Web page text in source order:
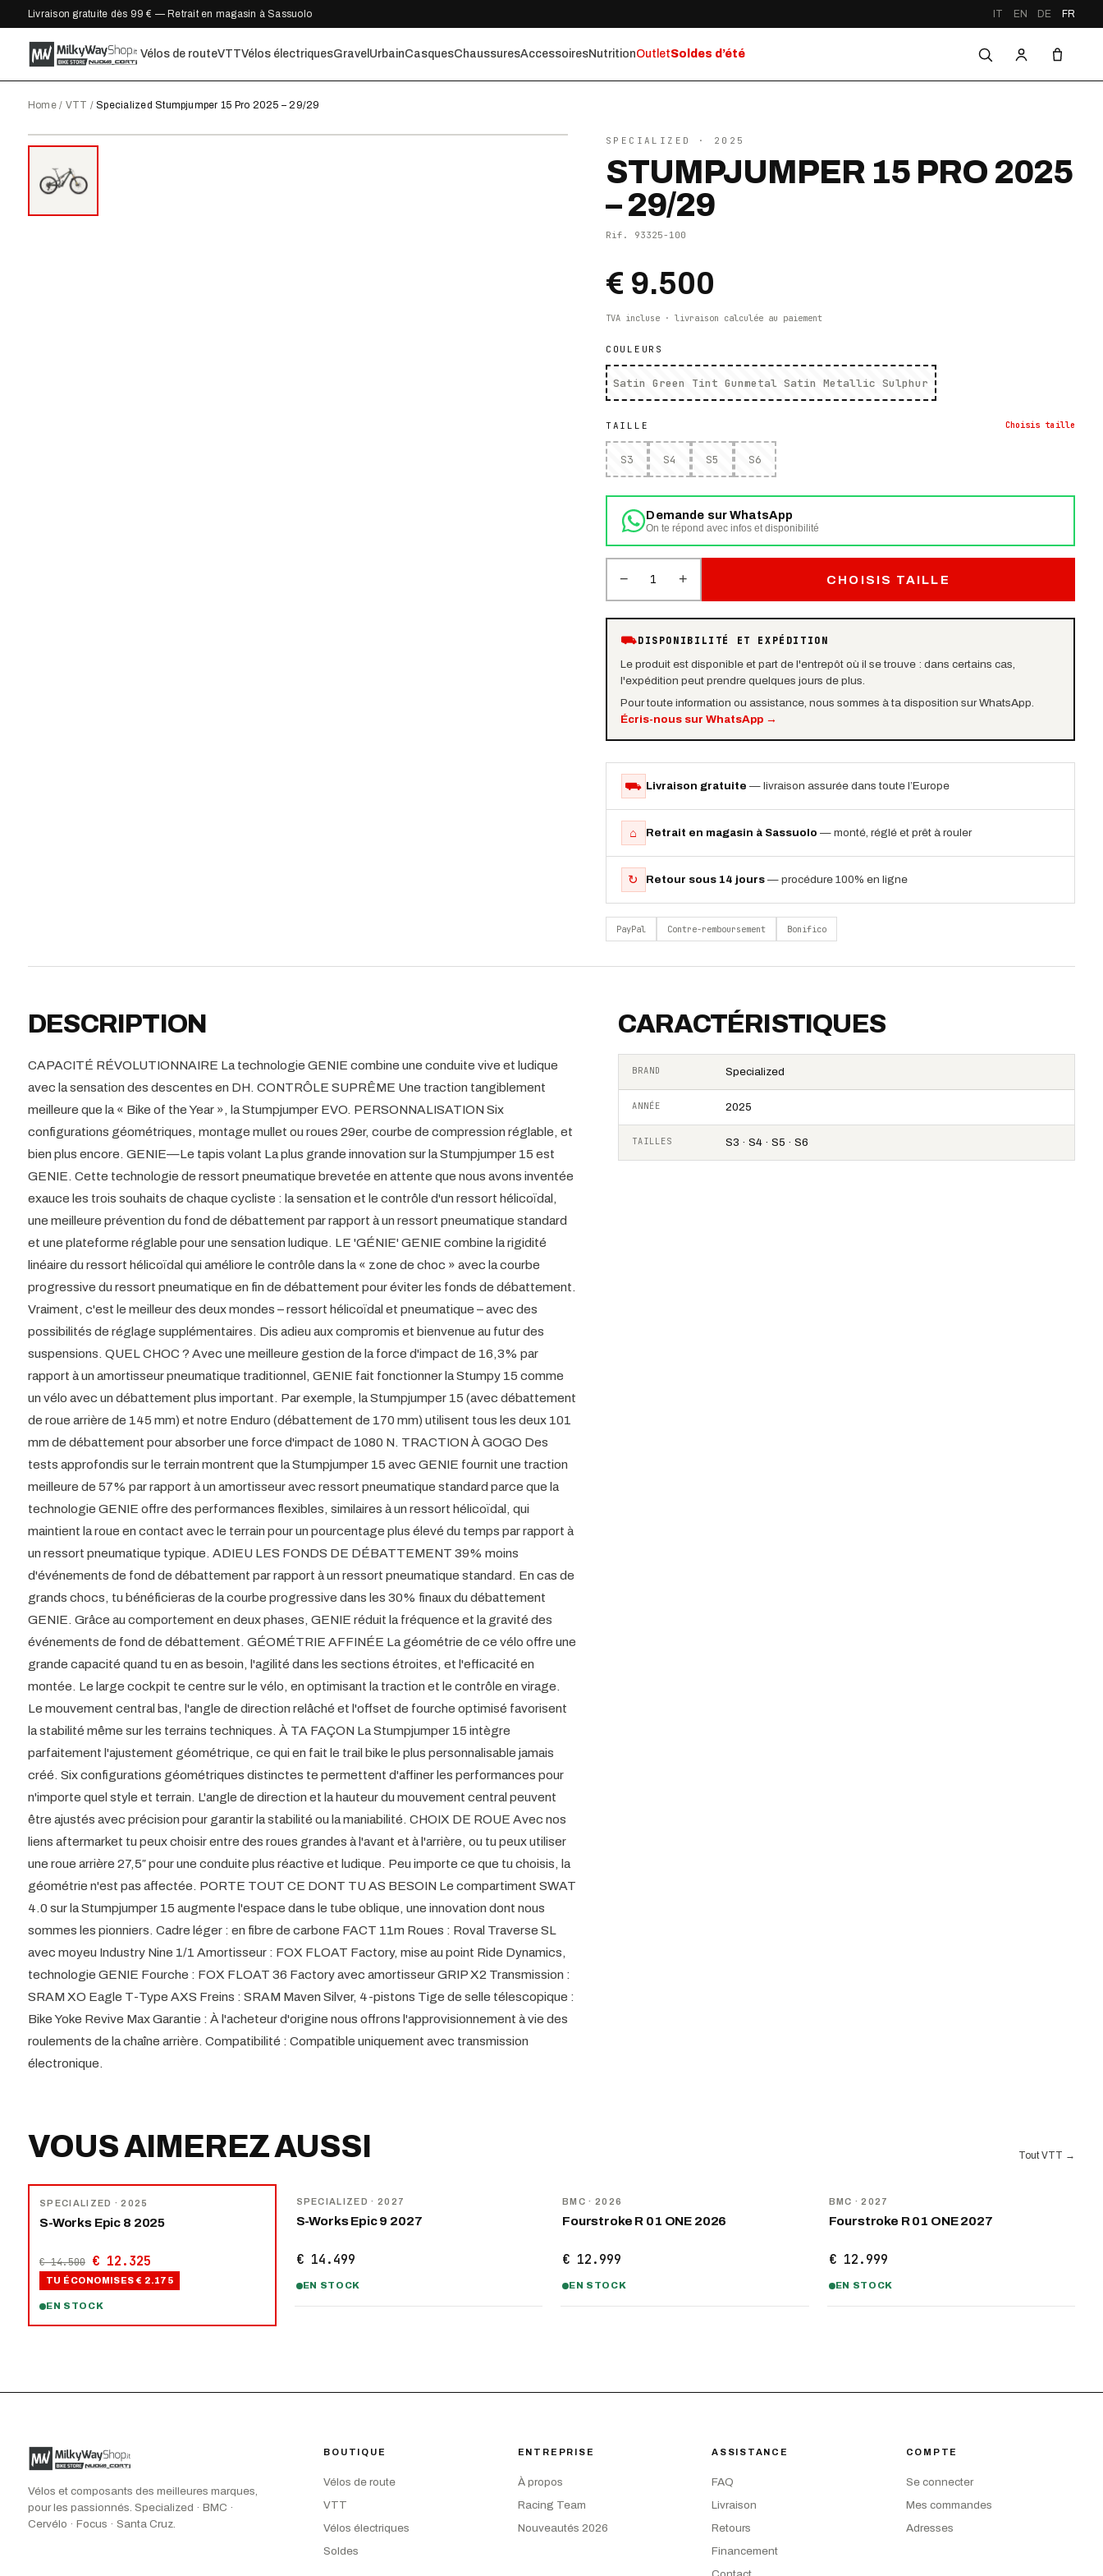
Livraison gratuite dès 99 € — Retrait en magasin à Sassuolo IT EN DE FR
Vélos de routeVTTVélos électriquesGravel UrbainCasquesChaussuresAccessoiresNutritionOutletSoldes d’été
Home/ VTT / Specialized Stumpjumper 15 Pro 2025 – 29/29
SPECIALIZED · 2025
STUMPJUMPER 15 PRO 2025
– 29/29
Rif. 93325-100
€ 9.500
TVA incluse · livraison calculée au paiement
COULEURS
Satin Green Tint Gunmetal Satin Metallic Sulphur
TAILLE Choisis taille
S3 S4 S5 S6
Demande sur WhatsApp
On te répond avec infos et disponibilité
− 1 + CHOISIS TAILLE
⛟DISPONIBILITÉ ET EXPÉDITION
Le produit est disponible et part de l'entrepôt où il se trouve : dans certains cas,
l'expédition peut prendre quelques jours de plus.
Pour toute information ou assistance, nous sommes à ta disposition sur WhatsApp.
Écris-nous sur WhatsApp →
⛟ Livraison gratuite — livraison assurée dans toute l’Europe
⌂ Retrait en magasin à Sassuolo — monté, réglé et prêt à rouler
↻ Retour sous 14 jours — procédure 100% en ligne
PayPal Contre-remboursement Bonifico
DESCRIPTION
CAPACITÉ RÉVOLUTIONNAIRE La technologie GENIE combine une conduite vive et ludique
avec la sensation des descentes en DH. CONTRÔLE SUPRÊME Une traction tangiblement
meilleure que la « Bike of the Year », la Stumpjumper EVO. PERSONNALISATION Six
configurations géométriques, montage mullet ou roues 29er, courbe de compression réglable, et
bien plus encore. GENIE—Le tapis volant La plus grande innovation sur la Stumpjumper 15 est
GENIE. Cette technologie de ressort pneumatique brevetée en attente que nous avons inventée
exauce les trois souhaits de chaque cycliste : la sensation et le contrôle d'un ressort hélicoïdal,
une meilleure prévention du fond de débattement par rapport à un ressort pneumatique standard
et une plateforme réglable pour une sensation ludique. LE 'GÉNIE' GENIE combine la rigidité
linéaire du ressort hélicoïdal qui améliore le contrôle dans la « zone de choc » avec la courbe
progressive du ressort pneumatique en fin de débattement pour éviter les fonds de débattement.
Vraiment, c'est le meilleur des deux mondes – ressort hélicoïdal et pneumatique – avec des
possibilités de réglage supplémentaires. Dis adieu aux compromis et bienvenue au futur des
suspensions. QUEL CHOC ? Avec une meilleure gestion de la force d'impact de 16,3% par
rapport à un amortisseur pneumatique traditionnel, GENIE fait fonctionner la Stumpy 15 comme
un vélo avec un débattement plus important. Par exemple, la Stumpjumper 15 (avec débattement
de roue arrière de 145 mm) et notre Enduro (débattement de 170 mm) utilisent tous les deux 101
mm de débattement pour absorber une force d'impact de 1080 N. TRACTION À GOGO Des
tests approfondis sur le terrain montrent que la Stumpjumper 15 avec GENIE fournit une traction
meilleure de 57% par rapport à un amortisseur avec ressort pneumatique standard parce que la
technologie GENIE offre des performances flexibles, similaires à un ressort hélicoïdal, qui
maintient la roue en contact avec le terrain pour un pourcentage plus élevé du temps par rapport à
un ressort pneumatique typique. ADIEU LES FONDS DE DÉBATTEMENT 39% moins
d'événements de fond de débattement par rapport à un ressort pneumatique standard. En cas de
grands chocs, tu bénéficieras de la courbe progressive dans les 30% finaux du débattement
GENIE. Grâce au comportement en deux phases, GENIE réduit la fréquence et la gravité des
événements de fond de débattement. GÉOMÉTRIE AFFINÉE La géométrie de ce vélo offre une
grande capacité quand tu en as besoin, l'agilité dans les sections étroites, et l'efficacité en
montée. Le large cockpit te centre sur le vélo, en optimisant la traction et le contrôle en virage.
Le mouvement central bas, l'angle de direction relâché et l'offset de fourche optimisé favorisent
la stabilité même sur les terrains techniques. À TA FAÇON La Stumpjumper 15 intègre
parfaitement l'ajustement géométrique, ce qui en fait le trail bike le plus personnalisable jamais
créé. Six configurations géométriques distinctes te permettent d'affiner les performances pour
n'importe quel style et terrain. L'angle de direction et la hauteur du mouvement central peuvent
être ajustés avec précision pour garantir la stabilité ou la maniabilité. CHOIX DE ROUE Avec nos
liens aftermarket tu peux choisir entre des roues grandes à l'avant et à l'arrière, ou tu peux utiliser
une roue arrière 27,5″ pour une conduite plus réactive et ludique. Peu importe ce que tu choisis, la
géométrie n'est pas affectée. PORTE TOUT CE DONT TU AS BESOIN Le compartiment SWAT
4.0 sur la Stumpjumper 15 augmente l'espace dans le tube oblique, une innovation dont nous
sommes les pionniers. Cadre léger : en fibre de carbone FACT 11m Roues : Roval Traverse SL
avec moyeu Industry Nine 1/1 Amortisseur : FOX FLOAT Factory, mise au point Ride Dynamics,
technologie GENIE Fourche : FOX FLOAT 36 Factory avec amortisseur GRIP X2 Transmission :
SRAM XO Eagle T-Type AXS Freins : SRAM Maven Silver, 4-pistons Tige de selle télescopique :
Bike Yoke Revive Max Garantie : À l'acheteur d'origine nous offrons l'approvisionnement à vie des
roulements de la chaîne arrière. Compatibilité : Compatible uniquement avec transmission
électronique.
CARACTÉRISTIQUES
BRAND Specialized
ANNÉE 2025
TAILLES S3 · S4 · S5 · S6
VOUS AIMEREZ AUSSI Tout VTT →
SPECIALIZED · 2025
S-Works Epic 8 2025
€ 14.500 € 12.325
TU ÉCONOMISES € 2.175
EN STOCK
SPECIALIZED · 2027
S-Works Epic 9 2027
€ 14.499
EN STOCK
BMC · 2026
Fourstroke R 01 ONE 2026
€ 12.999
EN STOCK
BMC · 2027
Fourstroke R 01 ONE 2027
€ 12.999
EN STOCK
Vélos et composants des meilleures marques,
pour les passionnés. Specialized · BMC ·
Cervélo · Focus · Santa Cruz.
BOUTIQUE
Vélos de route
VTT
Vélos électriques
Soldes
ENTREPRISE
À propos
Racing Team
Nouveautés 2026
ASSISTANCE
FAQ
Livraison
Retours
Financement
COMPTE
Se connecter
Mes commandes
Adresses